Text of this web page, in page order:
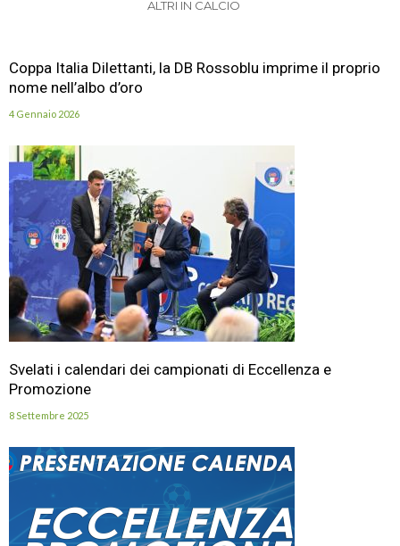
ALTRI IN CALCIO
Coppa Italia Dilettanti, la DB Rossoblu imprime il proprio
nome nell’albo d’oro
4 Gennaio 2026
Svelati i calendari dei campionati di Eccellenza e
Promozione
8 Settembre 2025